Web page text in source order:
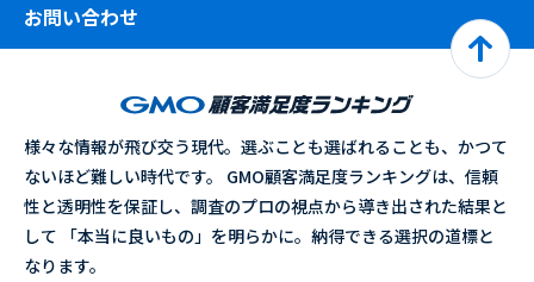
お問い合わせ
様々な情報が飛び交う現代。選ぶことも選ばれることも、かつて
ないほど難しい時代です。 GMO顧客満足度ランキングは、信頼
性と透明性を保証し、調査のプロの視点から導き出された結果と
して 「本当に良いもの」を明らかに。納得できる選択の道標と
なります。